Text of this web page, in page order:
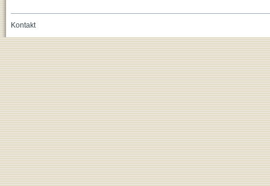
Kontakt